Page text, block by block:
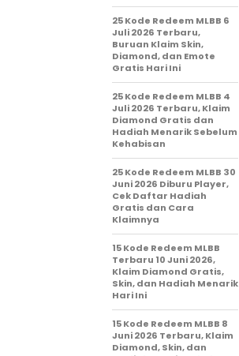
25 Kode Redeem MLBB 6
Juli 2026 Terbaru,
Buruan Klaim Skin,
Diamond, dan Emote
Gratis Hari Ini
25 Kode Redeem MLBB 4
Juli 2026 Terbaru, Klaim
Diamond Gratis dan
Hadiah Menarik Sebelum
Kehabisan
25 Kode Redeem MLBB 30
Juni 2026 Diburu Player,
Cek Daftar Hadiah
Gratis dan Cara
Klaimnya
15 Kode Redeem MLBB
Terbaru 10 Juni 2026,
Klaim Diamond Gratis,
Skin, dan Hadiah Menarik
Hari Ini
15 Kode Redeem MLBB 8
Juni 2026 Terbaru, Klaim
Diamond, Skin, dan